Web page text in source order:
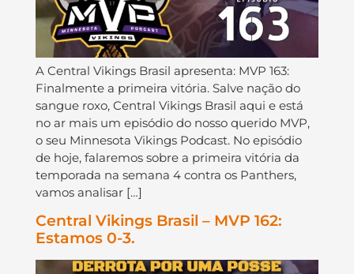
A Central Vikings Brasil apresenta: MVP 163:
Finalmente a primeira vitória. Salve nação do
sangue roxo, Central Vikings Brasil aqui e está
no ar mais um episódio do nosso querido MVP,
o seu Minnesota Vikings Podcast. No episódio
de hoje, falaremos sobre a primeira vitória da
temporada na semana 4 contra os Panthers,
vamos analisar […]
Central Vikings Brasil – MVP 162:
Estamos 0-3.